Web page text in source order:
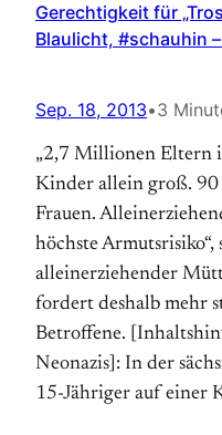
Gerechtigkeit für
Blaulicht, #schauhin
Sep. 18, 2013•3
„2,7 Millionen Eltern
Kinder allein groß. 90
Frauen.
höchste
alleinerziehender
fordert deshalb mehr
Betroffene.
Neonazis]: In der
15-Jähriger auf einer